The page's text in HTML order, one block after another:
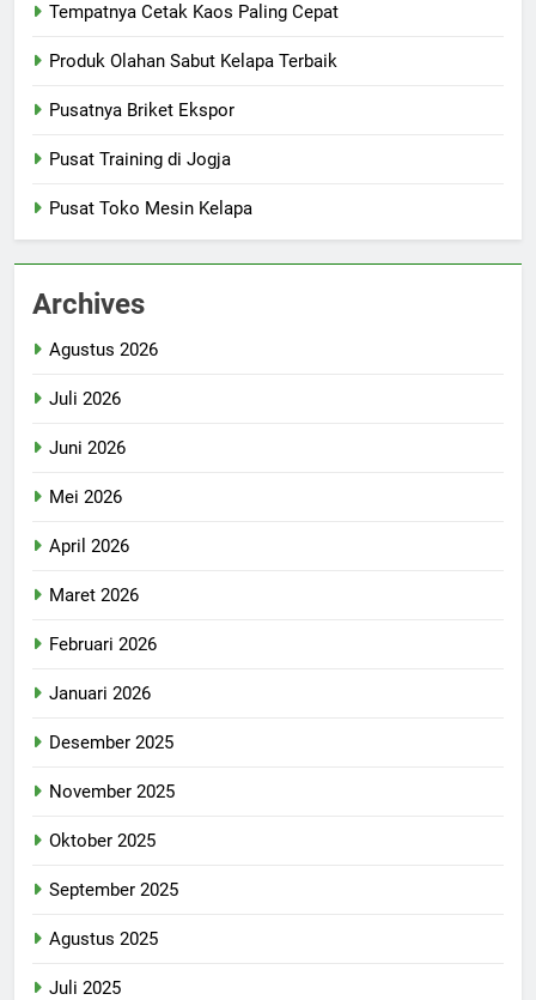
Tempatnya Cetak Kaos Paling Cepat
Produk Olahan Sabut Kelapa Terbaik
Pusatnya Briket Ekspor
Pusat Training di Jogja
Pusat Toko Mesin Kelapa
Archives
Agustus 2026
Juli 2026
Juni 2026
Mei 2026
April 2026
Maret 2026
Februari 2026
Januari 2026
Desember 2025
November 2025
Oktober 2025
September 2025
Agustus 2025
Juli 2025